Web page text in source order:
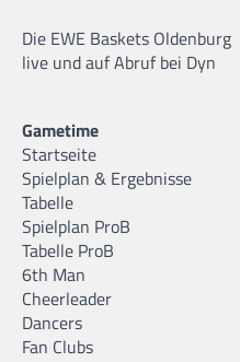
Die EWE Baskets Oldenburg
live und auf Abruf bei Dyn
Gametime
Startseite
Spielplan & Ergebnisse
Tabelle
Spielplan ProB
Tabelle ProB
6th Man
Cheerleader
Dancers
Fan Clubs